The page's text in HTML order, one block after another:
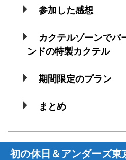
参加した感想
カクテルゾーンでバ
ンドの特製カクテル
期間限定のプラン
まとめ
初の休日＆アンダーズ